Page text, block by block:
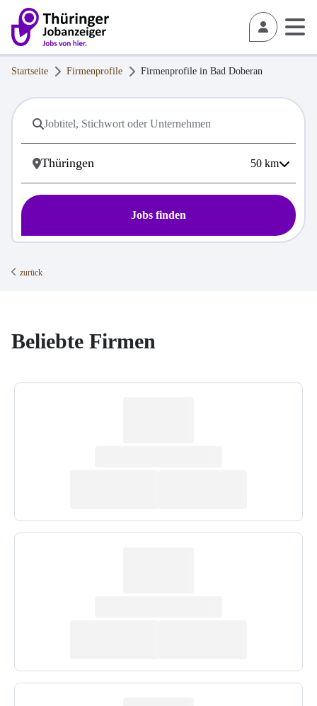
Startseite Firmenprofile Firmenprofile in Bad Doberan
50 km
Jobs finden
zurück
Beliebte Firmen